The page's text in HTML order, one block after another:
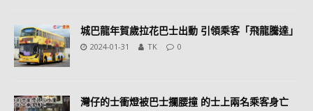
城巴龍年賀歲拉花巴士出動 引領乘客「飛龍騰達」
2024-01-31 TK 0
灣仔的士衝燈被巴士攔腰撞 的士上兩名乘客身亡